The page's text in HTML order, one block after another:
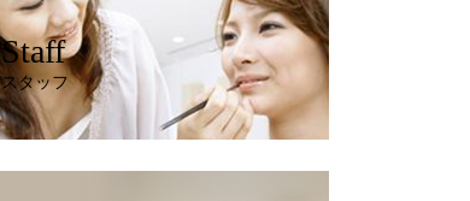
Staff
スタッフ